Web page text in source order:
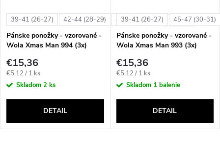
e
p
r
o
d
s
p
r
o
u
39-41 (26-27) 42-44 (28-29) 45-47 (30-31) + ďalšie
Pánske ponožky - vzorované -
Wola Xmas Man 994 (3x)
€15,36
Jednotková
cena:
€5,12 / 1 ks
Skladom 2 ks
DETAIL
39-41 (26-27) 45-47 (30-31)
Pánske ponožky - vzorované -
Wola Xmas Man 993 (3x)
€15,36
Jednotková
cena:
€5,12 / 1 ks
Skladom 1 balenie
DETAIL